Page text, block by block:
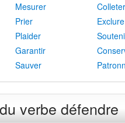
Mesurer Colleter
Prier Exclure
Plaider
Garantir
Sauver
verbe défendre